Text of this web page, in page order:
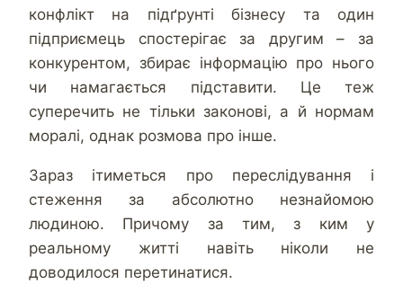
конфлікт на підґрунті бізнесу та один
підприємець спостерігає за другим – за
конкурентом, збирає інформацію про нього
чи намагається підставити. Це теж
суперечить не тільки законові, а й нормам
моралі, однак розмова про інше.
Зараз ітиметься про переслідування і
стеження за абсолютно незнайомою
людиною. Причому за тим, з ким у
реальному житті навіть ніколи не
доводилося перетинатися.